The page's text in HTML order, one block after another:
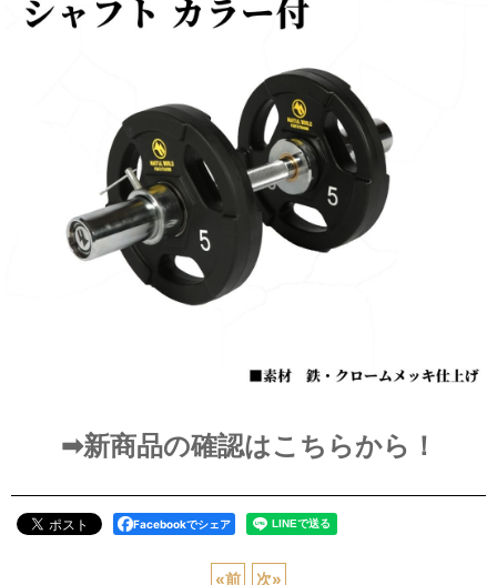
➡新商品の確認はこちらから！
Facebookでシェア
«前 次»